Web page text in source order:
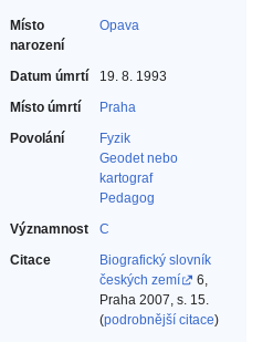
Místo
narození
Opava
Datum úmrtí
19. 8. 1993
Místo úmrtí
Praha
Povolání
Fyzik‎
Geodet nebo
kartograf‎
Pedagog‎
Významnost
C
Citace
Biografický slovník
českých zemí
6,
Praha 2007, s. 15.
(podrobnější citace)